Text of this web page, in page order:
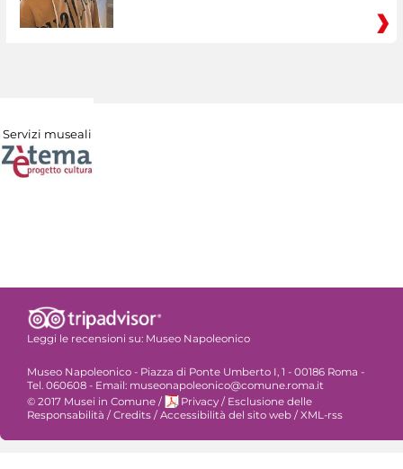
Servizi museali
Leggi le recensioni su: Museo Napoleonico
Museo Napoleonico - Piazza di Ponte Umberto I, 1 - 00186 Roma -
Tel. 060608 - Email: museonapoleonico@comune.roma.it
© 2017 Musei in Comune / Privacy / Esclusione delle
Responsabilità / Credits / Accessibilità del sito web / XML-rss